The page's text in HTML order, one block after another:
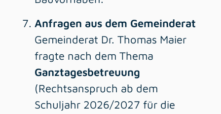
Anfragen aus dem Gemeinderat
Gemeinderat Dr. Thomas Maier
fragte nach dem Thema
Ganztagesbetreuung
(Rechtsanspruch ab dem
Schuljahr 2026/2027 für die